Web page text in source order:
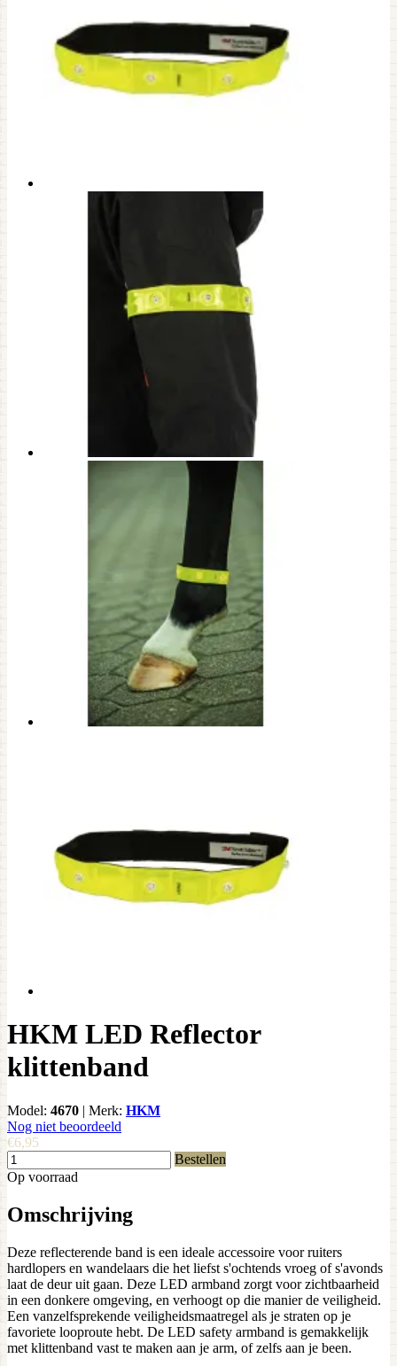
HKM LED Reflector
klittenband
Model: 4670 | Merk: HKM
Nog niet beoordeeld
€6,95
Bestellen
Op voorraad
Omschrijving
Deze reflecterende band is een ideale accessoire voor ruiters
hardlopers en wandelaars die het liefst s'ochtends vroeg of s'avonds
laat de deur uit gaan. Deze LED armband zorgt voor zichtbaarheid
in een donkere omgeving, en verhoogt op die manier de veiligheid.
Een vanzelfsprekende veiligheidsmaatregel als je straten op je
favoriete looproute hebt. De LED safety armband is gemakkelijk
met klittenband vast te maken aan je arm, of zelfs aan je been.